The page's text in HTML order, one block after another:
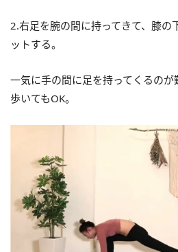
2.右足を腕の間に持ってきて、膝の
ットする。
一気に手の間に足を持ってくるの
歩いてもOK。